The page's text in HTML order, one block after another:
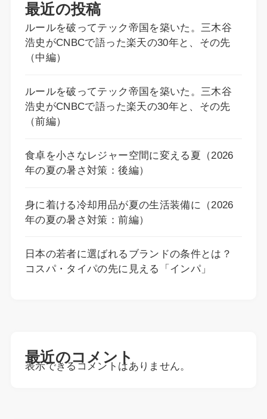
最近の投稿
ルールを破ってテック帝国を築いた。三木谷
浩史がCNBCで語った楽天の30年と、その先
（中編）
ルールを破ってテック帝国を築いた。三木谷
浩史がCNBCで語った楽天の30年と、その先
（前編）
食卓を小さなレジャー空間に変える夏（2026
年の夏の暑さ対策：後編）
身に着ける冷却用品が夏の生活装備に（2026
年の夏の暑さ対策：前編）
日本の若者に選ばれるブランドの条件とは？
コスパ・タイパの先に見える「インパ」
最近のコメント
表示できるコメントはありません。